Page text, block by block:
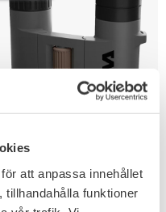
att anpassa innehållet
tillhandahålla funktioner
Kikare Scenic 8X
Förstoring 8X & Linsdiameter
25 mm.